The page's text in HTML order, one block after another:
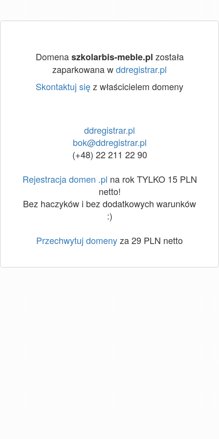
Domenaszkolarbis-meble.pl została
zaparkowana wddregistrar.pl
Skontaktuj sięz właścicielem domeny
ddregistrar.pl
bok@ddregistrar.pl
(+48) 22 211 22 90
Rejestracja domen .pl na rok TYLKO 15 PLN
netto!
Bez haczyków i bez dodatkowych warunków
:)
Przechwytuj domenyza 29 PLN netto